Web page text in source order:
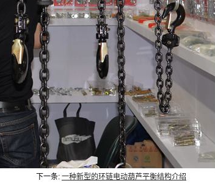
下一条: 一种新型的环链电动葫芦平衡结构介绍